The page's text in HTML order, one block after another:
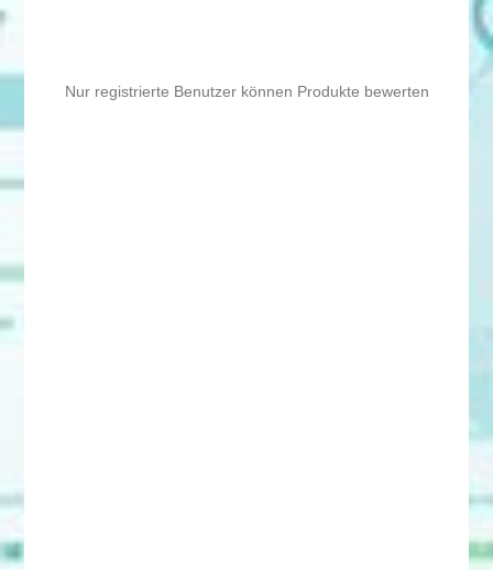
Nur registrierte Benutzer können Produkte bewerten